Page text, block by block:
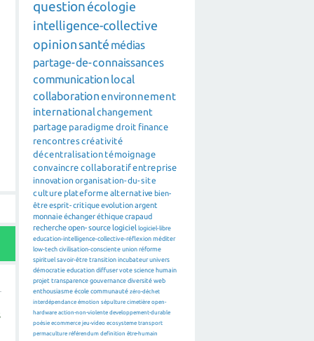
question écologie
intelligence-collective
opinion santé médias
partage-de-connaissances
communication local
collaborationenvironnement
internationalchangement
partage paradigme droit finance
rencontrescréativité
décentralisation témoignage
convaincre collaboratifentreprise
innovation organisation-du-site
culture plateforme alternative bien-
êtreesprit-critiqueevolutionargent
monnaieéchangeréthiquecrapaud
rechercheopen-source logiciel logiciel-libre
education-intelligence-collective-réflexion méditer
low-tech civilisation-consciente union réforme
spirituel savoir-être transition incubateur univers
démocratie education diffuser vote science humain
projet transparence gouvernance diversité web
enthousiasme école communauté zéro-déchet
interdépendance émotion sépulture cimetière open-
hardware action-non-violente developpement-durable
poésie ecommerce jeu-video ecosysteme transport
permaculture référendum definition être-humain